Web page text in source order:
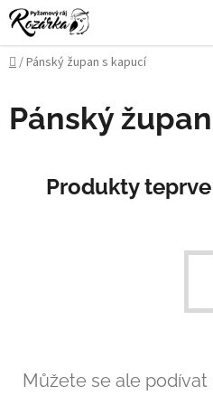
Přejít
na
obsah
Domů
/Pánský župan s kapucí
Pánský
Produkty
Můžete se ale